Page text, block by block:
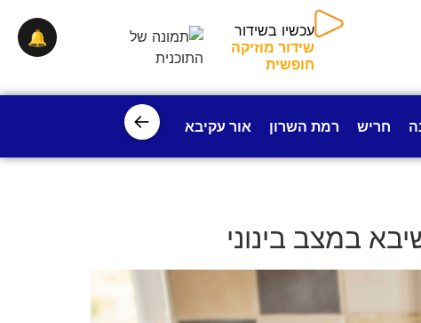
עכשיו בשידור
שידור מוזיקה חופשית
חריש רמת השרון אור עקיבא פרדס חנה
←
במצב בינוני
🔔